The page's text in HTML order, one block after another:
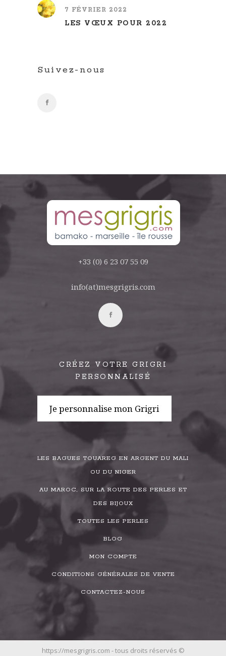
7 FÉVRIER 2022
LES VŒUX POUR 2022
Suivez-nous
+33 (0) 6 23 07 55 09
info(at)mesgrigris.com
CRÉEZ VOTRE GRIGRI
PERSONNALISÉ
Je personnalise mon Grigri
LES BAGUES TOUAREG EN ARGENT DU MALI
OU DU NIGER
AU MAROC, SUR LA ROUTE DES PERLES ET
DES BIJOUX
TOUTES LES PERLES
BLOG
MON COMPTE
CONDITIONS GÉNÉRALES DE VENTE
CONTACTEZ-NOUS
https://mesgrigris.com - tous droits réservés ©